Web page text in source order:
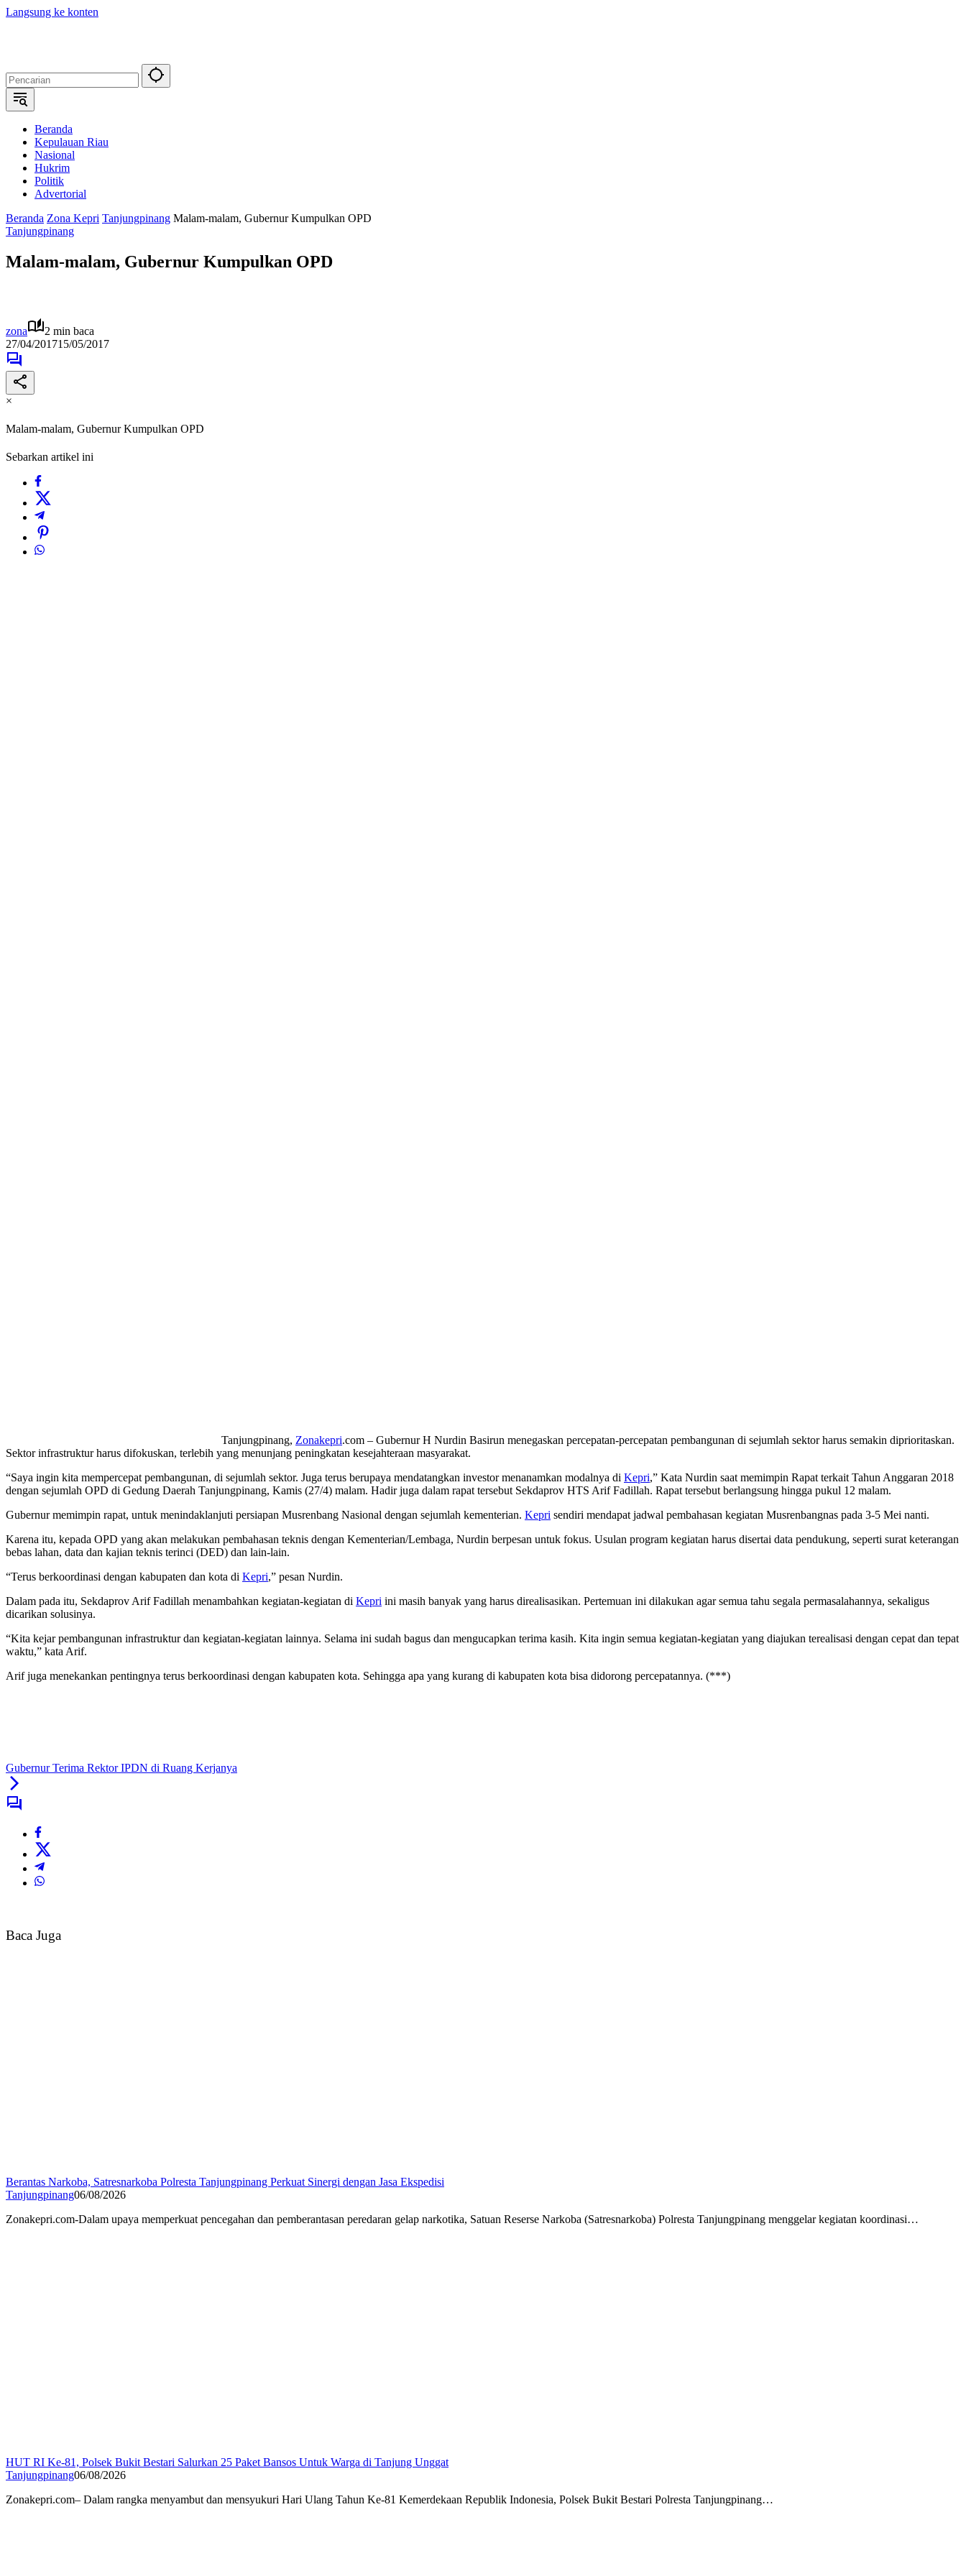
Langsung ke konten
Beranda
Kepulauan Riau
Nasional
Hukrim
Politik
Advertorial
Beranda Zona Kepri Tanjungpinang Malam-malam, Gubernur Kumpulkan OPD
Tanjungpinang
Malam-malam, Gubernur Kumpulkan OPD
zona
2 min baca
27/04/201715/05/2017
×
Malam-malam, Gubernur Kumpulkan OPD
Sebarkan artikel ini
Tanjungpinang, Zonakepri.com – Gubernur H Nurdin Basirun menegaskan percepatan-percepatan pembangunan di sejumlah sektor harus semakin diprioritaskan.
Sektor infrastruktur harus difokuskan, terlebih yang menunjang peningkatan kesejahteraan masyarakat.
“Saya ingin kita mempercepat pembangunan, di sejumlah sektor. Juga terus berupaya mendatangkan investor menanamkan modalnya di Kepri,” Kata Nurdin saat memimpin Rapat terkait Tahun Anggaran 2018
dengan sejumlah OPD di Gedung Daerah Tanjungpinang, Kamis (27/4) malam. Hadir juga dalam rapat tersebut Sekdaprov HTS Arif Fadillah. Rapat tersebut berlangsung hingga pukul 12 malam.
Gubernur memimpin rapat, untuk menindaklanjuti persiapan Musrenbang Nasional dengan sejumlah kementerian. Kepri sendiri mendapat jadwal pembahasan kegiatan Musrenbangnas pada 3-5 Mei nanti.
Karena itu, kepada OPD yang akan melakukan pembahasan teknis dengan Kementerian/Lembaga, Nurdin berpesan untuk fokus. Usulan program kegiatan harus disertai data pendukung, seperti surat keterangan
bebas lahan, data dan kajian teknis terinci (DED) dan lain-lain.
“Terus berkoordinasi dengan kabupaten dan kota di Kepri,” pesan Nurdin.
Dalam pada itu, Sekdaprov Arif Fadillah menambahkan kegiatan-kegiatan di Kepri ini masih banyak yang harus direalisasikan. Pertemuan ini dilakukan agar semua tahu segala permasalahannya, sekaligus
dicarikan solusinya.
“Kita kejar pembangunan infrastruktur dan kegiatan-kegiatan lainnya. Selama ini sudah bagus dan mengucapkan terima kasih. Kita ingin semua kegiatan-kegiatan yang diajukan terealisasi dengan cepat dan tepat
waktu,” kata Arif.
Arif juga menekankan pentingnya terus berkoordinasi dengan kabupaten kota. Sehingga apa yang kurang di kabupaten kota bisa didorong percepatannya. (***)
Gubernur Terima Rektor IPDN di Ruang Kerjanya
Baca Juga
Berantas Narkoba, Satresnarkoba Polresta Tanjungpinang Perkuat Sinergi dengan Jasa Ekspedisi
Tanjungpinang06/08/2026
Zonakepri.com-Dalam upaya memperkuat pencegahan dan pemberantasan peredaran gelap narkotika, Satuan Reserse Narkoba (Satresnarkoba) Polresta Tanjungpinang menggelar kegiatan koordinasi…
HUT RI Ke-81, Polsek Bukit Bestari Salurkan 25 Paket Bansos Untuk Warga di Tanjung Unggat
Tanjungpinang06/08/2026
Zonakepri.com– Dalam rangka menyambut dan mensyukuri Hari Ulang Tahun Ke-81 Kemerdekaan Republik Indonesia, Polsek Bukit Bestari Polresta Tanjungpinang…